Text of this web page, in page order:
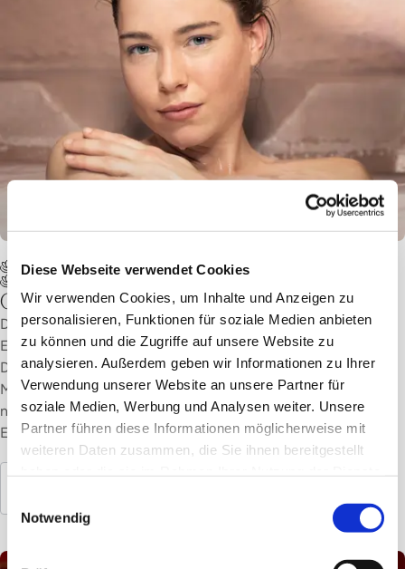
Diese Webseite verwendet Cookies
Wir verwenden Cookies, um Inhalte und Anzeigen zu
personalisieren, Funktionen für soziale Medien anbieten
zu können und die Zugriffe auf unsere Website zu
analysieren. Außerdem geben wir Informationen zu Ihrer
Verwendung unserer Website an unsere Partner für
soziale Medien, Werbung und Analysen weiter. Unsere
Partner führen diese Informationen möglicherweise mit
weiteren Daten zusammen, die Sie ihnen bereitgestellt
Notwendig
Bern
Bestseller Gutscheine Hammam
Gutschein Day Spa Salt & Soap
Day Spa Salt & Soap vereint Reinigung, Pflege und tiefe
Entspannung. Erlebe das Hammam-Ritual mit Wärme und
Dampf, geniesse eine wohltuende Hammam-Seifenschaum-
Massage und ein belebendes Meersalz-Bad. Als Geschenk
nimmst du ein pflegendes Öl mit nach Hause – ein Rundum-
Erlebnis für Körper und Geist.